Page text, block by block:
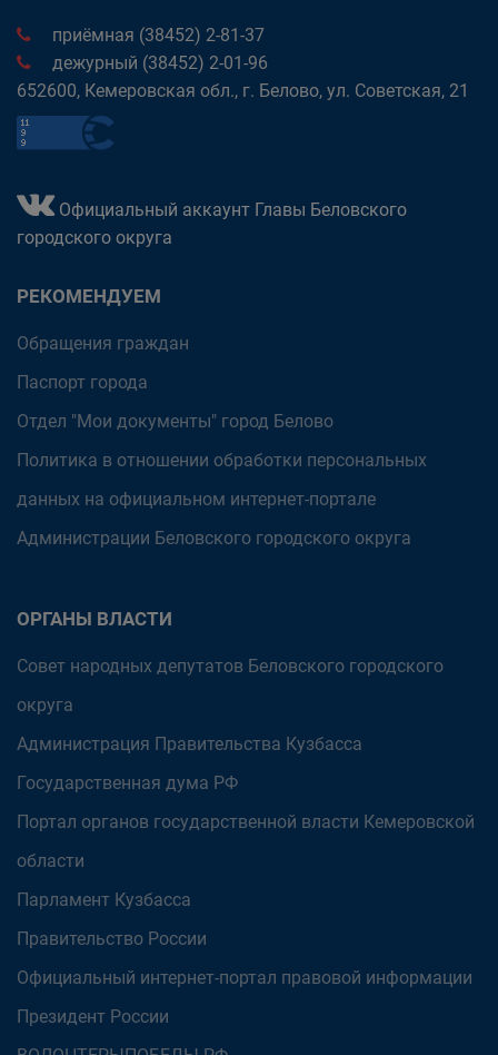
приёмная (38452) 2-81-37
дежурный (38452) 2-01-96
652600, Кемеровская обл., г. Белово, ул. Советская, 21
Официальный аккаунт Главы Беловского
городского округа
РЕКОМЕНДУЕМ
Обращения граждан
Паспорт города
Отдел "Мои документы" город Белово
Политика в отношении обработки персональных
данных на официальном интернет-портале
Администрации Беловского городского округа
ОРГАНЫ ВЛАСТИ
Совет народных депутатов Беловского городского
округа
Администрация Правительства Кузбасса
Государственная дума РФ
Портал органов государственной власти Кемеровской
области
Парламент Кузбасса
Правительство России
Официальный интернет-портал правовой информации
Президент России